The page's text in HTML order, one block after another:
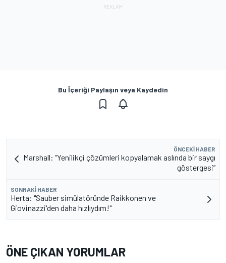
Bu İçeriği Paylaşın veya Kaydedin
ÖNCEKI HABER
Marshall: “Yenilikçi çözümleri kopyalamak aslında bir saygı
göstergesi”
SONRAKI HABER
Herta: "Sauber simülatöründe Raikkonen ve
Giovinazzi'den daha hızlıydım!"
ÖNE ÇIKAN YORUMLAR